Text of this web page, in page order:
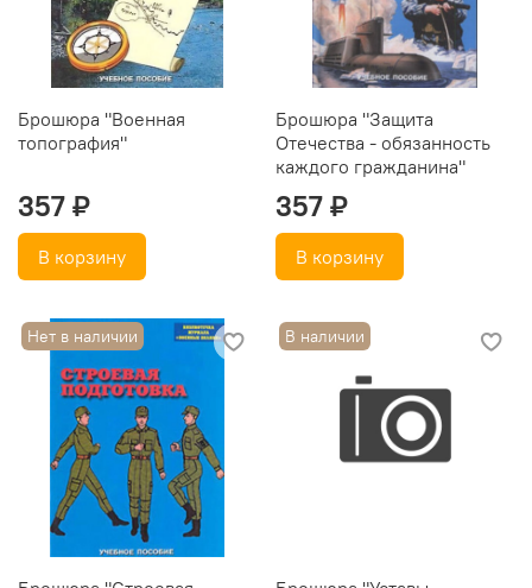
Брошюра "Военная
топография"
357 ₽
В корзину
Брошюра "Защита
Отечества - обязанность
каждого гражданина"
357 ₽
В корзину
Нет в наличии В наличии